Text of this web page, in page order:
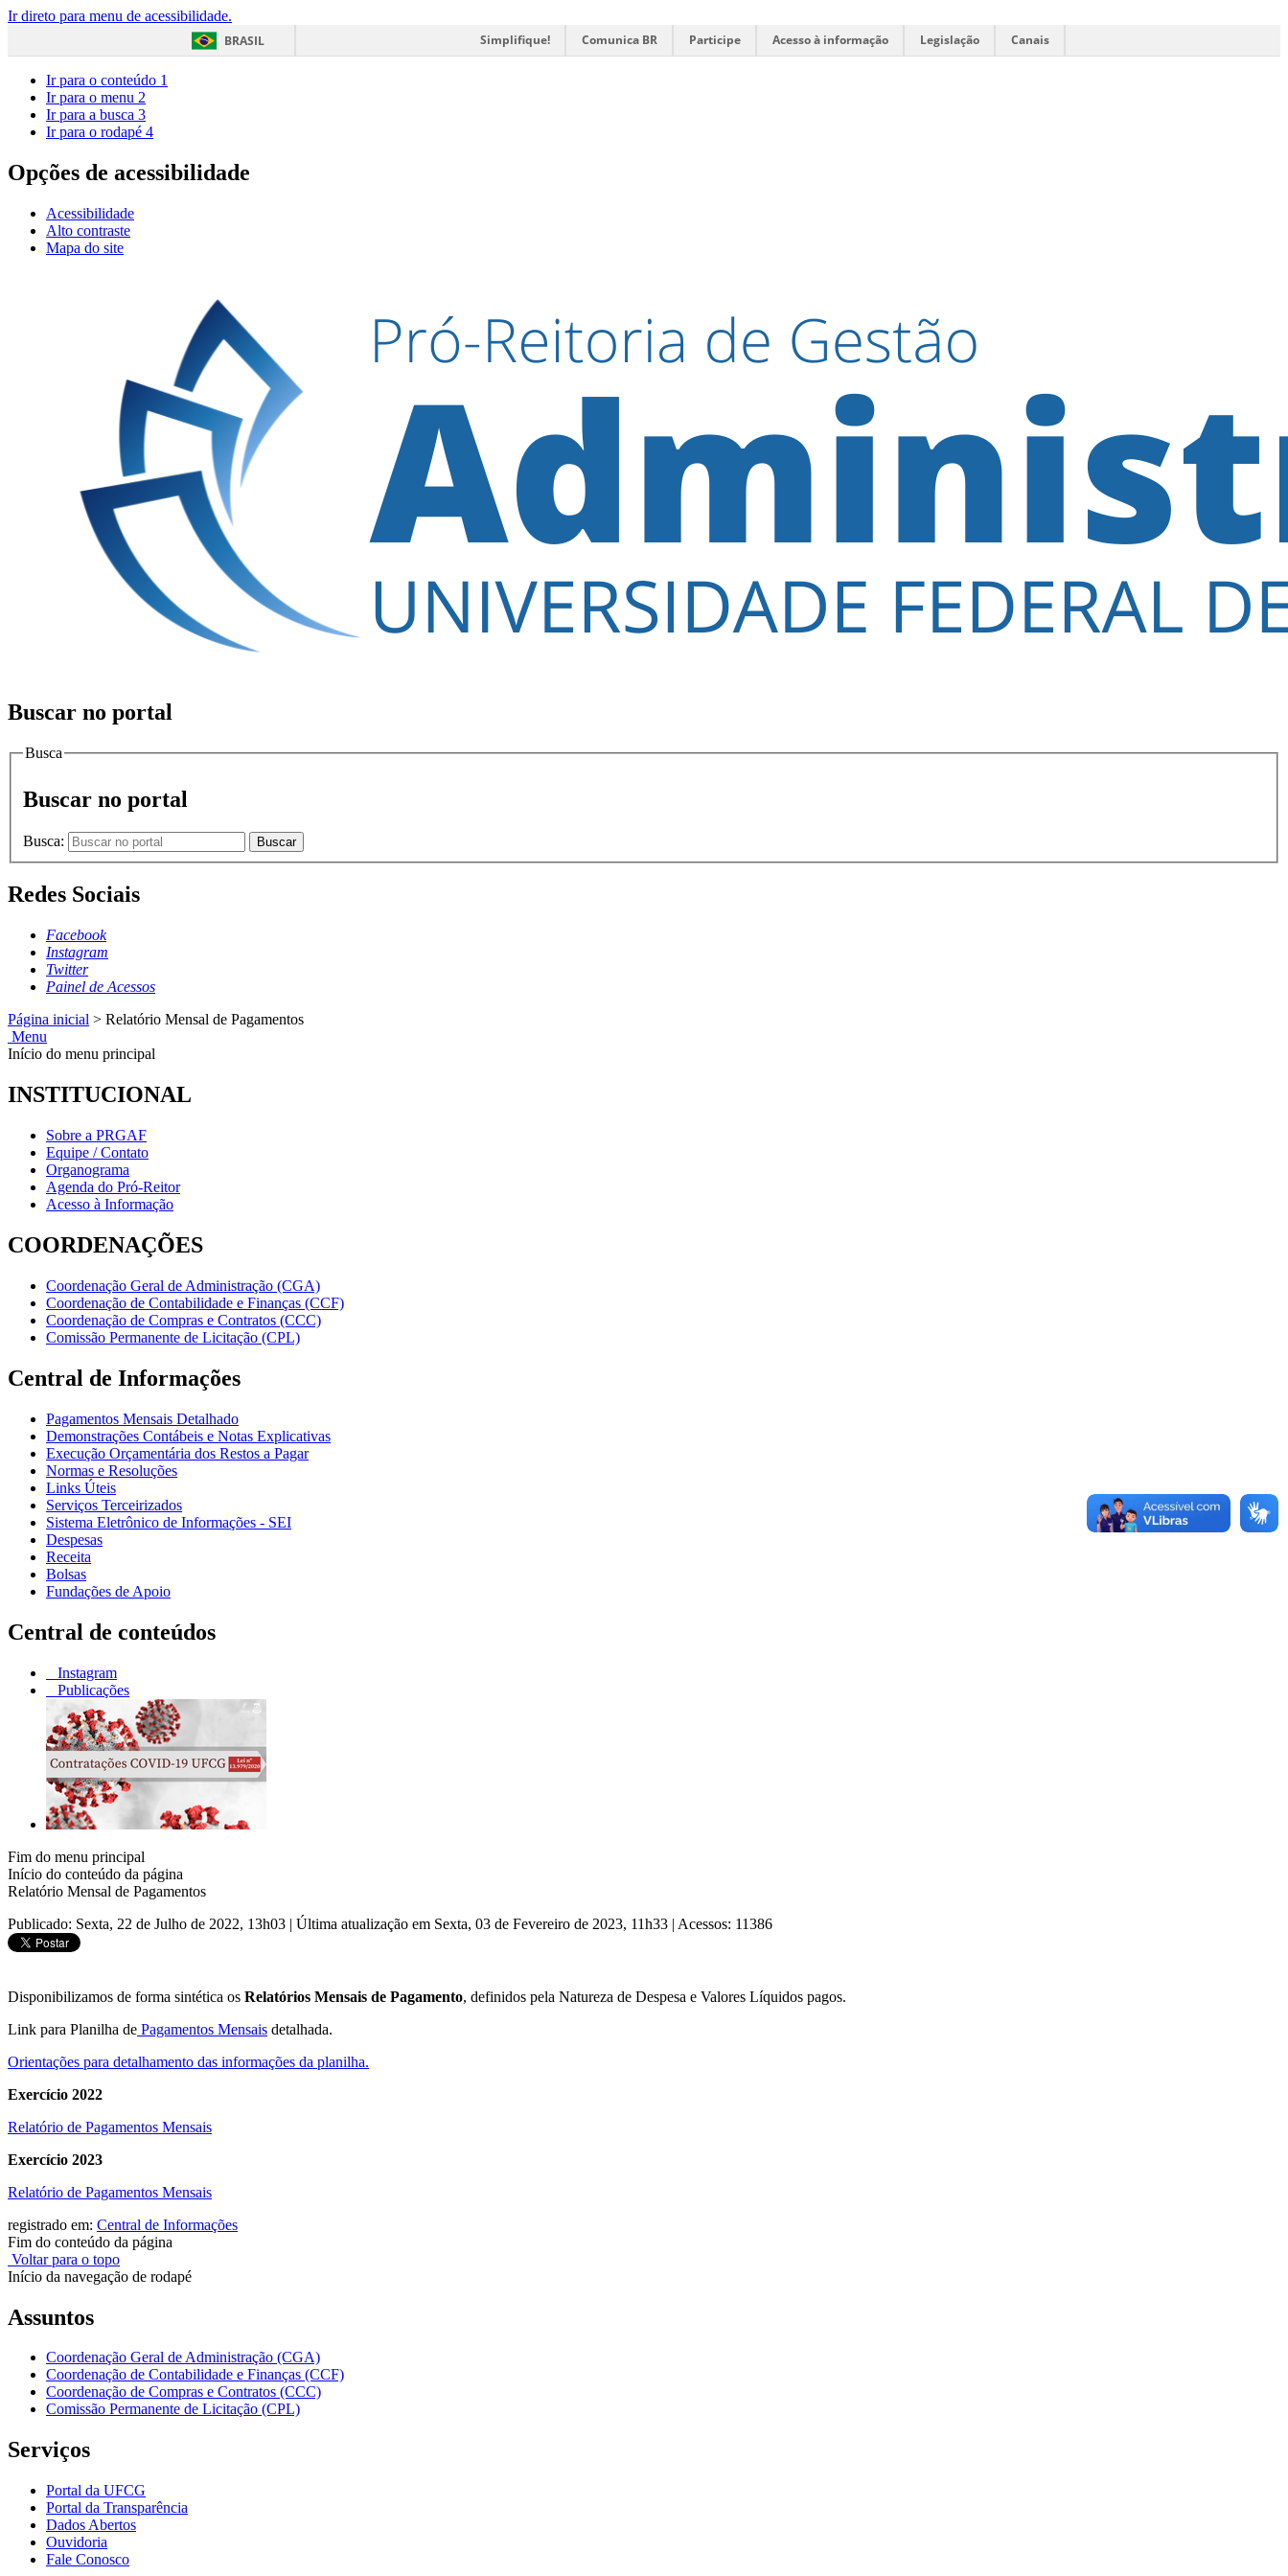
Ir direto para menu de acessibilidade.
BRASIL
Simplifique! Comunica BR Participe Acesso à informação Legislação Canais
Ir para o conteúdo 1
Ir para o menu 2
Ir para a busca 3
Ir para o rodapé 4
Opções de acessibilidade
Acessibilidade
Alto contraste
Mapa do site
Buscar no portal
Busca
Buscar no portal
Busca: Buscar
Redes Sociais
Facebook
Instagram
Twitter
Painel de Acessos
Página inicial > Relatório Mensal de Pagamentos
Menu
Início do menu principal
INSTITUCIONAL
Sobre a PRGAF
Equipe / Contato
Organograma
Agenda do Pró-Reitor
Acesso à Informação
COORDENAÇÕES
Coordenação Geral de Administração (CGA)
Coordenação de Contabilidade e Finanças (CCF)
Coordenação de Compras e Contratos (CCC)
Comissão Permanente de Licitação (CPL)
Central de Informações
Pagamentos Mensais Detalhado
Demonstrações Contábeis e Notas Explicativas
Execução Orçamentária dos Restos a Pagar
Normas e Resoluções
Links Úteis
Serviços Terceirizados
Sistema Eletrônico de Informações - SEI
Despesas
Receita
Bolsas
Fundações de Apoio
Central de conteúdos
Instagram
Publicações
Fim do menu principal
Início do conteúdo da página
Relatório Mensal de Pagamentos
Publicado: Sexta, 22 de Julho de 2022, 13h03 | Última atualização em Sexta, 03 de Fevereiro de 2023, 11h33 | Acessos: 11386
Disponibilizamos de forma sintética os Relatórios Mensais de Pagamento, definidos pela Natureza de Despesa e Valores Líquidos pagos.
Link para Planilha de Pagamentos Mensais detalhada.
Orientações para detalhamento das informações da planilha.
Exercício 2022
Relatório de Pagamentos Mensais
Exercício 2023
Relatório de Pagamentos Mensais
registrado em: Central de Informações
Fim do conteúdo da página
Voltar para o topo
Início da navegação de rodapé
Assuntos
Coordenação Geral de Administração (CGA)
Coordenação de Contabilidade e Finanças (CCF)
Coordenação de Compras e Contratos (CCC)
Comissão Permanente de Licitação (CPL)
Serviços
Portal da UFCG
Portal da Transparência
Dados Abertos
Ouvidoria
Fale Conosco